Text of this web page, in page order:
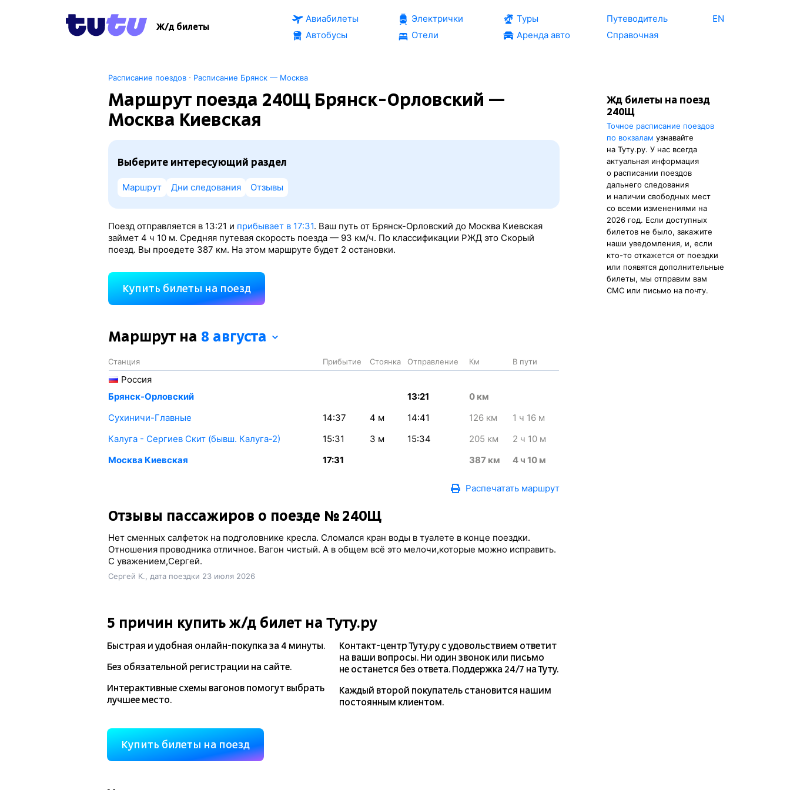
Ж/д билеты
Авиабилеты
Автобусы
Электрички
Отели
Туры
Аренда авто
Путеводитель
Справочная
EN
Расписание поездов· Расписание Брянск — Москва
Маршрут поезда 240Щ Брянск-Орловский —
Москва Киевская
Выберите интересующий раздел
Маршрут Дни следования Отзывы
Поезд отправляется в 13:21 и прибывает в 17:31. Ваш путь от Брянск-Орловский до Москва Киевская
займет 4 ч 10 м. Средняя путевая скорость поезда — 93 км/ч. По классификации РЖД это Скорый
поезд. Вы проедете 387 км. На этом маршруте будет 2 остановки.
Купить билеты на поезд
Маршрут на 8 августа
Станция Прибытие Стоянка Отправление Км В пути
Россия
Брянск-Орловский
13:21 0 км
Сухиничи-Главные
14:37 4 м 14:41 126 км 1 ч 16 м
Калуга - Сергиев Скит (бывш. Калуга-2)
15:31 3 м 15:34 205 км 2 ч 10 м
Москва Киевская
17:31 387 км 4 ч 10 м
Распечатать маршрут
Отзывы пассажиров о поезде № 240Щ
Нет сменных салфеток на подголовнике кресла. Сломался кран воды в туалете в конце поездки.
Отношения проводника отличное. Вагон чистый. А в общем всё это мелочи,которые можно исправить.
С уважением,Сергей.
Сергей К., дата поездки 23 июля 2026
5 причин купить ж/дбилет на Туту.ру
Быстрая и удобная онлайн-покупказа 4 минуты.
Без обязательной регистрации на сайте.
Интерактивные схемы вагонов помогут выбрать
лучшее место.
Контакт-центр Туту.ру с удовольствием ответит
на ваши вопросы. Ни один звонок или письмо
не останется без ответа. Поддержка 24/7 на Туту.
Каждый второй покупатель становится нашим
постоянным клиентом.
Купить билеты на поезд
Жд билеты на поезд
240Щ
Точное расписание поездов
по вокзалам узнавайте
на Туту.ру. У нас всегда
актуальная информация
о расписании поездов
дальнего следования
и наличии свободных мест
со всеми изменениями на
2026 год. Если доступных
билетов не было, закажите
наши уведомления, и, если
кто-то откажется от поездки
или появятся дополнительные
билеты, мы отправим вам
СМС или письмо на почту.